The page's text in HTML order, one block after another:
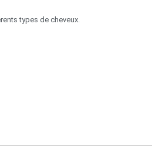
types de cheveux.